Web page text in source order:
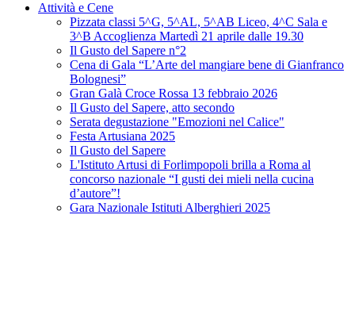
Attività e Cene
Pizzata classi 5^G, 5^AL, 5^AB Liceo, 4^C Sala e
3^B Accoglienza Martedì 21 aprile dalle 19.30
Il Gusto del Sapere n°2
Cena di Gala “L’Arte del mangiare bene di Gianfranco
Bolognesi”
Gran Galà Croce Rossa 13 febbraio 2026
Il Gusto del Sapere, atto secondo
Serata degustazione "Emozioni nel Calice"
Festa Artusiana 2025
Il Gusto del Sapere
L'Istituto Artusi di Forlimpopoli brilla a Roma al
concorso nazionale “I gusti dei mieli nella cucina
d’autore”!
Gara Nazionale Istituti Alberghieri 2025